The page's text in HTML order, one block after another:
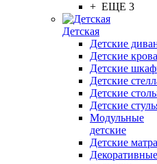
+ ЕЩЕ 3
Детская
Детские
Детские
Детские
Детские
Детские
Детские
Модульные
детские
Детские
Декоративные